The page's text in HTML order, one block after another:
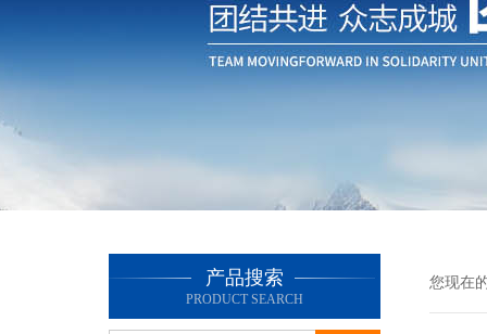
产品搜索
PRODUCT SEARCH
您现在